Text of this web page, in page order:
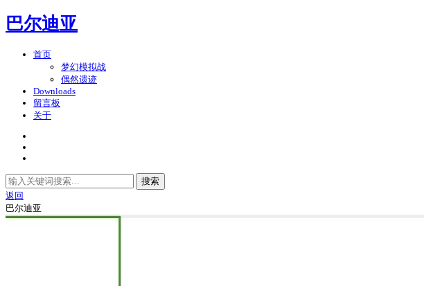
巴尔迪亚
首页
梦幻模拟战
偶然遗迹
Downloads
留言板
关于
搜索
返回
巴尔迪亚